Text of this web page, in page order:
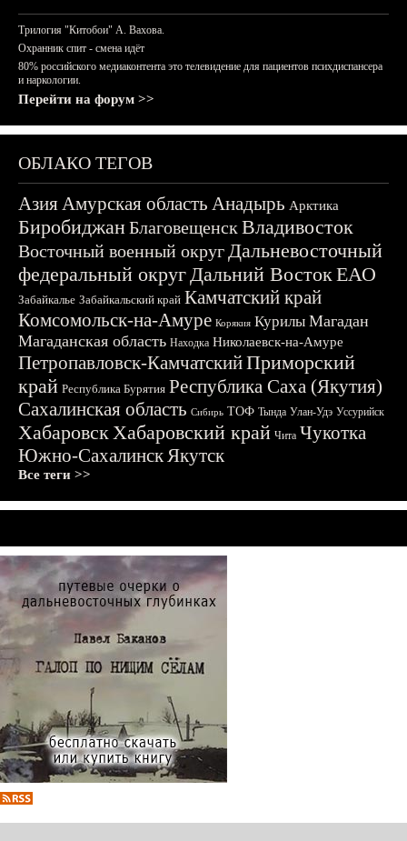
Трилогия "Китобои" А. Вахова.
Охранник спит - смена идёт
80% российского медиаконтента это телевидение для пациентов психдиспансера
и наркологии.
Перейти на форум >>
ОБЛАКО ТЕГОВ
АзияАмурская область Анадырь Арктика
БиробиджанБлаговещенскВладивосток
Восточный военный округДальневосточный
федеральный округДальний ВостокЕАО
Забайкалье Забайкальский край Камчатский край
Комсомольск-на-Амуре Корякия Курилы Магадан
Магаданская область Находка Николаевск-на-Амуре
Петропавловск-КамчатскийПриморский
край Республика Бурятия Республика Саха (Якутия)
Сахалинская область Сибирь ТОФ Тында Улан-Удэ Уссурийск
ХабаровскХабаровский край Чита Чукотка
Южно-СахалинскЯкутск
Все теги >>